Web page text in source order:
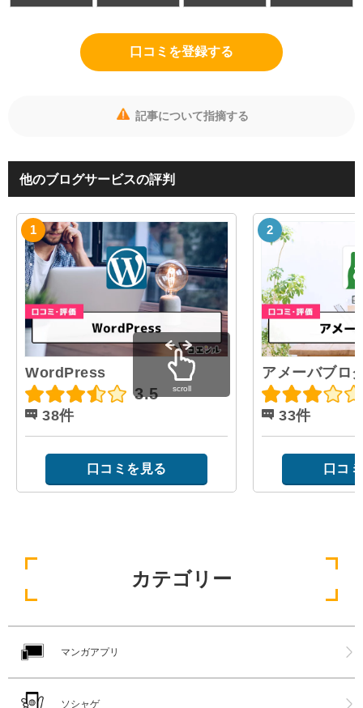
口コミを登録する
記事について指摘する
他のブログサービスの評判
WordPress
3.5
38件
口コミを見る
アメーバブロ
33件
口コ
scroll
カテゴリー
マンガアプリ
ソシャゲ